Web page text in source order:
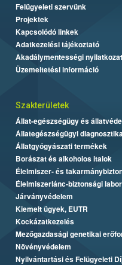
Felügyeleti szervünk
Projektek
Kapcsolódó linkek
Adatkezelési tájékoztató
Akadálymentességi nyilatkozat
Üzemeltetési információ
Szakterületek
Állat-egészségügy és
Állategészségügyi
Állatgyógyászati termékek
Borászat és alkoholos italok
Élelmiszer- és
Élelmiszerlánc-biztonsági
Járványvédelem
Kiemelt ügyek, EUTR
Kockázatkezelés
Mezőgazdasági genetikai
Növényvédelem
Nyilvántartási és Felügyeleti